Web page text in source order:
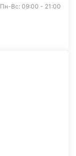
Пн-Вс: 09:00 - 21:00